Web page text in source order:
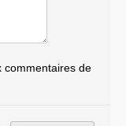
commentaires de